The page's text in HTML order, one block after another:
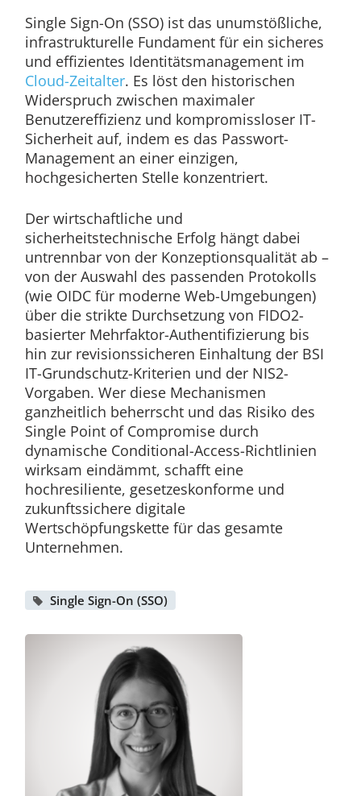
Single Sign-On (SSO) ist das unumstößliche,
infrastrukturelle Fundament für ein sicheres
und effizientes Identitätsmanagement im
Cloud-Zeitalter. Es löst den historischen
Widerspruch zwischen maximaler
Benutzereffizienz und kompromissloser IT-
Sicherheit auf, indem es das Passwort-
Management an einer einzigen,
hochgesicherten Stelle konzentriert.
Der wirtschaftliche und
sicherheitstechnische Erfolg hängt dabei
untrennbar von der Konzeptionsqualität ab –
von der Auswahl des passenden Protokolls
(wie OIDC für moderne Web-Umgebungen)
über die strikte Durchsetzung von FIDO2-
basierter Mehrfaktor-Authentifizierung bis
hin zur revisionssicheren Einhaltung der BSI
IT-Grundschutz-Kriterien und der NIS2-
Vorgaben. Wer diese Mechanismen
ganzheitlich beherrscht und das Risiko des
Single Point of Compromise durch
dynamische Conditional-Access-Richtlinien
wirksam eindämmt, schafft eine
hochresiliente, gesetzeskonforme und
zukunftssichere digitale
Wertschöpfungskette für das gesamte
Unternehmen.
Single Sign-On (SSO)